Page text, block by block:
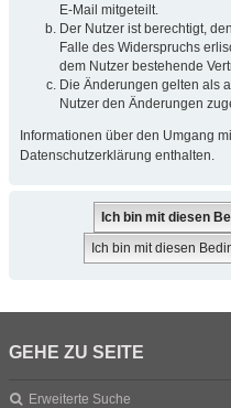
E-Mail mitgeteilt.
Der Nutzer ist berechtigt,
Falle des Widerspruchs
dem Nutzer bestehende
Die Änderungen gelten als
Nutzer den Änderungen
Informationen über den Umgang
Datenschutzerklärung enthalten.
GEHE ZU SEITE
Erweiterte Suche